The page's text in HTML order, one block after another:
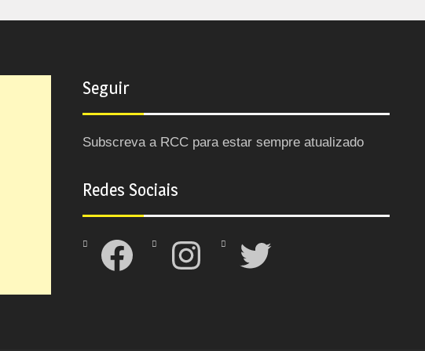
Seguir
Subscreva a RCC para estar sempre atualizado
Redes Sociais
Facebook Instagram Twitter